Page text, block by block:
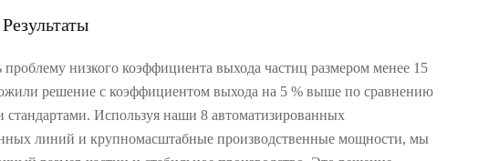
низкого коэффициента выхода частиц размером менее 15
решение с коэффициентом выхода на 5 % выше по сравнению
стандартами. Используя наши 8 автоматизированных
линий и крупномасштабные производственные мощности, мы